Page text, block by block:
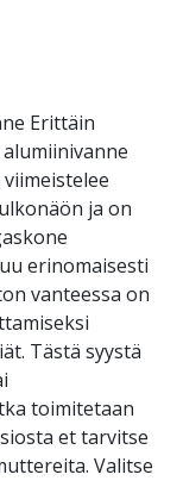
Erittäin
ja on
erinomaisesti
vanteessa on
Tästä syystä
toimitetaan
et tarvitse
Valitse